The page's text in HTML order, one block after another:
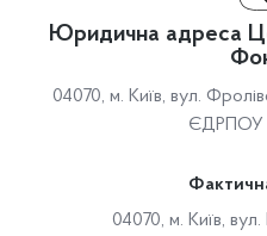
Юридична адреса
04070, м. Київ, вул.
ЄДРПОУ
04070, м. Київ, вул.